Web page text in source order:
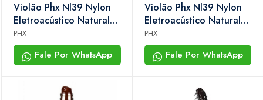
Violão Phx Nl39 Nylon
Eletroacústico Natural
Brilhante
PHX
Fale Por WhatsApp
Violão Phx Nl39 Nylon
Eletroacústico Natural
Fosco
PHX
Fale Por WhatsApp